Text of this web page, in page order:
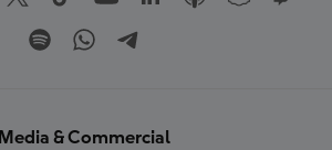
Media & Commercial